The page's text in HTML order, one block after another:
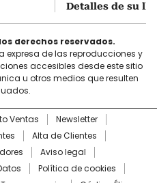
Detalles de su
los derechos reservados.
expresa de las reproducciones y
accesibles desde este sitio
u otros medios que resulten
Ventas
Newsletter
Alta de Clientes
Aviso legal
Política de cookies